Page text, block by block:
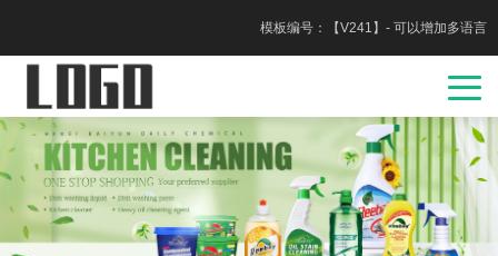
模板编号：【V241】- 可以增加多语言